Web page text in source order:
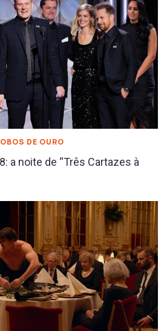
DE OURO
a noite de “Três Cartazes à